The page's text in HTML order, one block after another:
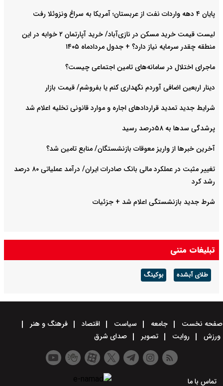
پایان ۴ دهه واردات نفت از عربستان؛ آمریکا به سراغ ونزوئلا رفت
لیست قیمت خرید مسکن در نازی‌آباد/ خرید آپارتمان ۲ خوابه در این
منطقه چقدر سرمایه نیاز دارد؟ + جدول مردادماه ۱۴۰۵
ماجرای اختلال در سامانه‌های تامین اجتماعی چیست؟
دینار اربعین اضافی آوردم نگهداری کنم یا بفروشم/ قیمت بازار
شرایط جدید تمدید قراردادهای اجاره و موارد قانونی تخلیه اعلام شد
پرشدگی سدها به ۵۸درصد رسید
آخرین خبرها از واریز معوقات بازنشستگان/ منابع تامین شد؟
تغییر مثبت در عملکرد مالی بانک صادرات ایران/ درآمد عملیاتی ۸۰ درصد
رشد کرد
شرط جدید بازنشستگی اعلام شد + جزئیات
تبلیغات متنی
طلای آبشده بوکینگ
صفحه نخست جامعه سیاست اقتصاد
فرهنگ و هنر
ورزش
روایت تصویر صدای شرق
تماس با ما